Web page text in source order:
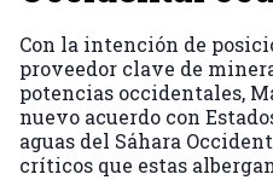
Con la intención de
proveedor clave de
potencias occidentales,
nuevo acuerdo con
aguas del Sáhara
críticos que estas